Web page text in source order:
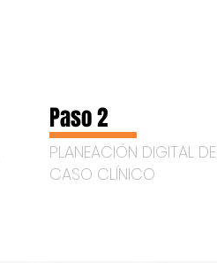
Paso2
PLANEACIÓN DIGITAL
CASO CLÍNICO